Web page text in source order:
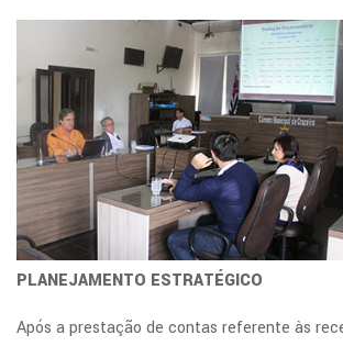
PLANEJAMENTO ESTRATÉGICO
Após a prestação de contas referente às